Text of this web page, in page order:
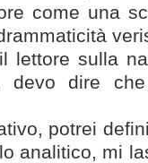
come una
lettore sulla
devo dire
potrei
analitico, mi